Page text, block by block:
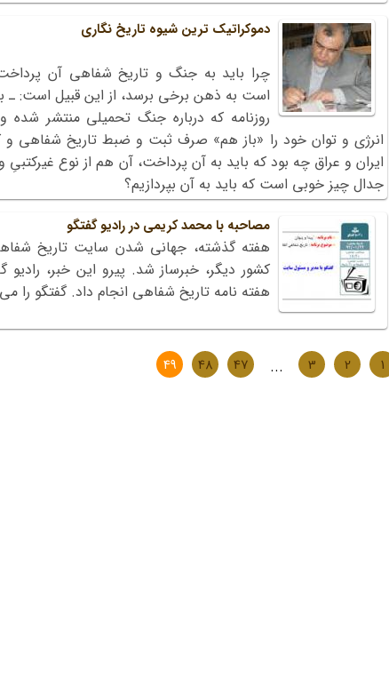
دموکراتیک ترین شیوه تاریخ نگاری
چرا باید به جنگ و تاریخ شفاهی آن
است به ذهن برخی برسد، از این قبیل است: ـ
انرژی و توان خود را «باز هم» صرف ثبت و ضبط تاریخ شفاهی
ایران و عراق چه بود که باید به آن پرداخت، آن هم از نوع
جدال چیز خوبی است که باید به آن بپردازیم؟
مصاحبه با محمد کریمی در رادیو گفتگو
کشور دیگر، خبرساز شد. پیرو این خبر، رادیو
هفته نامه تاریخ شفاهی انجام داد. گفتگو را می
1
2
3
...
47
48
49